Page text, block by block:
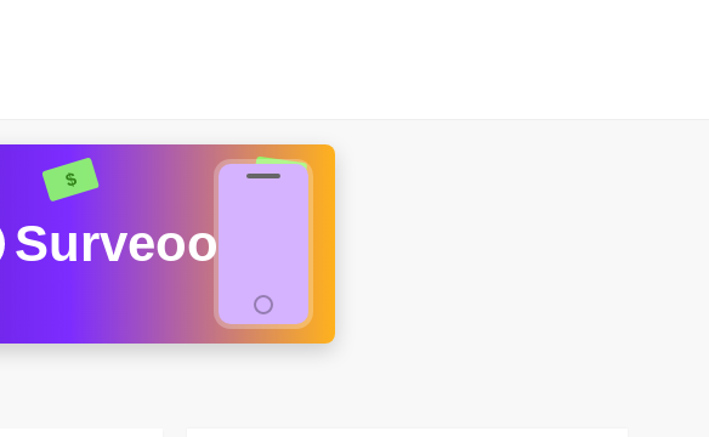
Surveoo